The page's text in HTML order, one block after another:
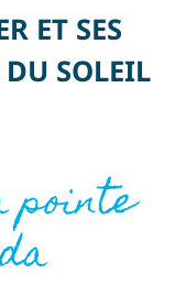
ET SES
DU SOLEIL